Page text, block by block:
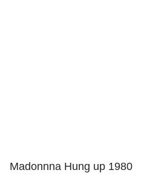
Madonnna Hung up 1980